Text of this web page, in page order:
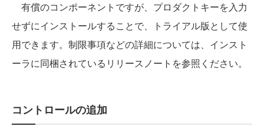
有償のコンポーネントですが、プロダクトキーを入力
せずにインストールすることで、トライアル版として使
用できます。制限事項などの詳細については、インスト
ーラに同梱されているリリースノートを参照ください。
コントロールの追加